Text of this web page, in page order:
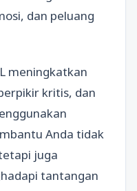
dan peluang
meningkatkan
kritis, dan
Anda tidak
juga
tantangan